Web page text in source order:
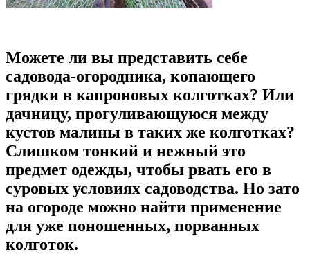
Можете ли вы представить себе
садовода-огородника, копающего
грядки в капроновых колготках? Или
дачницу, прогуливающуюся между
кустов малины в таких же колготках?
Слишком тонкий и нежный это
предмет одежды, чтобы рвать его в
суровых условиях садоводства. Но зато
на огороде можно найти применение
для уже поношенных, порванных
колготок.